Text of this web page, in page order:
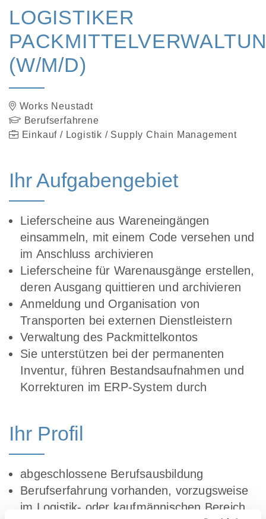
LOGISTIKER
(W/M/D)
Works Neustadt
Berufserfahrene
Einkauf / Logistik / Supply Chain Management
Ihr Aufgabengebiet
Lieferscheine aus Wareneingängen
einsammeln, mit einem Code versehen und
im Anschluss archivieren
Lieferscheine für Warenausgänge erstellen,
deren Ausgang quittieren und archivieren
Anmeldung und Organisation von
Transporten bei externen Dienstleistern
Verwaltung des Packmittelkontos
Sie unterstützen bei der permanenten
Inventur, führen Bestandsaufnahmen und
Korrekturen im ERP-System durch
Ihr Profil
abgeschlossene Berufsausbildung
Berufserfahrung vorhanden, vorzugsweise
im Logistik- oder kaufmännischen Bereich